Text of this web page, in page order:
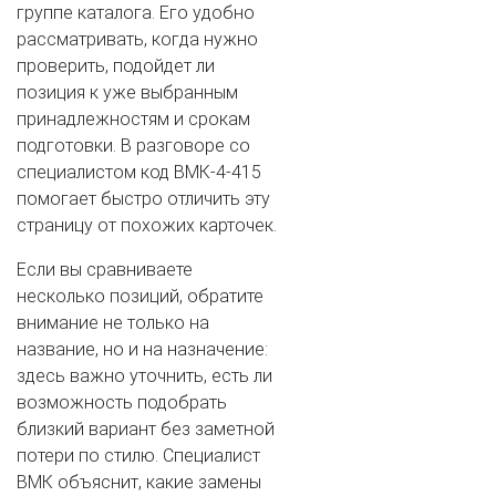
группе каталога. Его удобно
рассматривать, когда нужно
проверить, подойдет ли
позиция к уже выбранным
принадлежностям и срокам
подготовки. В разговоре со
специалистом код ВМК-4-415
помогает быстро отличить эту
страницу от похожих карточек.
Если вы сравниваете
несколько позиций, обратите
внимание не только на
название, но и на назначение:
здесь важно уточнить, есть ли
возможность подобрать
близкий вариант без заметной
потери по стилю. Специалист
ВМК объяснит, какие замены